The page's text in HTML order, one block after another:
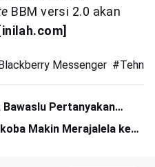
BBM versi 2.0 akan
[inilah.com]
Messenger #
Pertanyakan
Makin Merajalela ke